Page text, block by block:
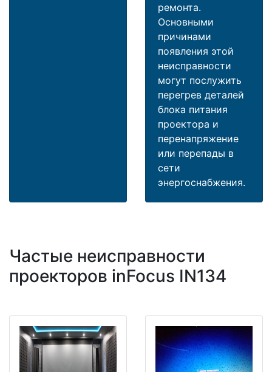
ремонта.
Основными
причинами
появления этой
неисправности
могут послужить
перегрев деталей
блока питания
проектора и
перенапряжение
или перепады в
сети
энергоснабжения.
Частые неисправности
проекторов inFocus IN134